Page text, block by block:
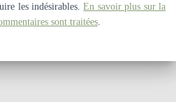
les indésirables.En savoir plus sur la
sont traitées